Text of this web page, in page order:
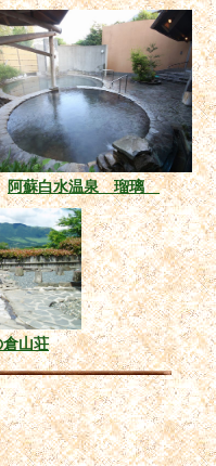
阿蘇白水温泉 瑠璃
山荘